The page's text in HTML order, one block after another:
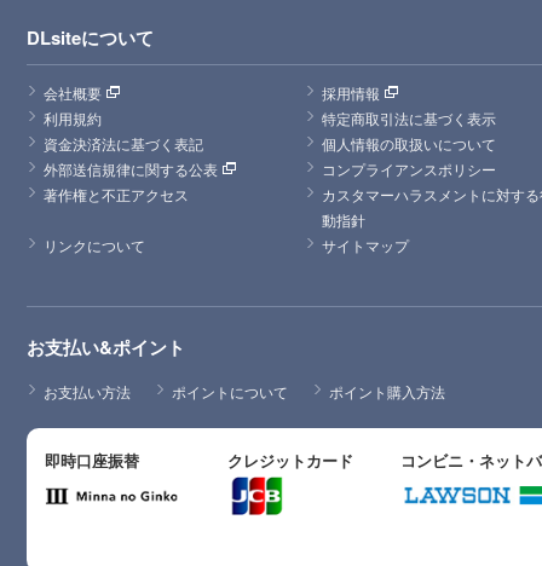
DLsiteについて
会社概要
採用情報
利用規約
特定商取引法に基づく表示
資金決済法に基づく表記
個人情報の取扱いについて
外部送信規律に関する公表
コンプライアンスポリシー
著作権と不正アクセス
カスタマーハラスメントに対す
動指針
リンクについて
サイトマップ
お支払い&ポイント
お支払い方法 ポイントについて ポイント購入方法
即時口座振替 クレジットカード コンビニ・ネット